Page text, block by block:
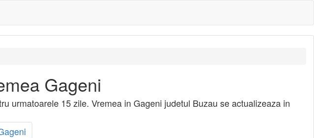
Gageni
urmatoarele 15 zile. Vremea in Gageni judetul Buzau se actualizeaza in